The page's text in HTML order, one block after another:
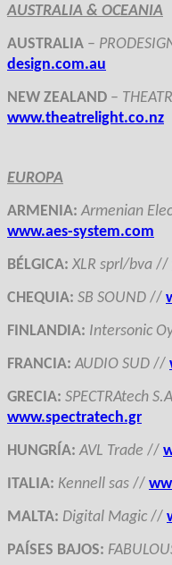
AUSTRALIA & OCEANIA
AUSTRALIA –
design.com.au
NEW ZEALAND –
www.theatrelight.co.nz
EUROPA
ARMENIA:Armenian
www.aes-system.com
BÉLGICA: XLR sprl/bva //
CHEQUIA: SB SOUND //
FINLANDIA: Intersonic
FRANCIA:AUDIO SUD //
GRECIA: SPECTRAtech
www.spectratech.gr
HUNGRÍA:AVL Trade //
ITALIA: Kennell sas //
MALTA: Digital Magic //
PAÍSES BAJOS: